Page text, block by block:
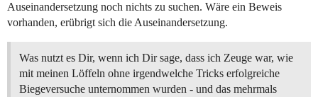
Auseinandersetzung noch nichts zu suchen. Wäre ein Beweis
vorhanden, erübrigt sich die Auseinandersetzung.
Was nutzt es Dir, wenn ich Dir sage, dass ich Zeuge war, wie
mit meinen Löffeln ohne irgendwelche Tricks erfolgreiche
Biegeversuche unternommen wurden - und das mehrmals